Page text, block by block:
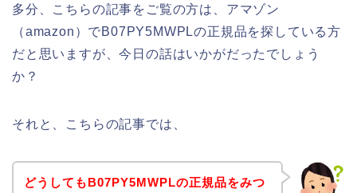
多分、こちらの記事をご覧の方は、アマゾン
（amazon）でB07PY5MWPLの正規品を探している方
だと思いますが、今日の話はいかがだったでしょう
か？
それと、こちらの記事では、
どうしてもB07PY5MWPLの正規品をみつ